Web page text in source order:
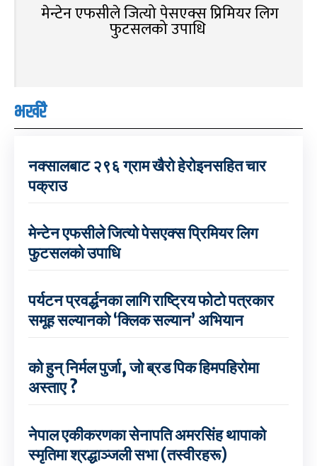
मेन्टेन एफसीले जित्यो पेसएक्स प्रिमियर लिग
फुटसलको उपाधि
भर्खरै
नक्सालबाट २९६ ग्राम खैरो हेरोइनसहित चार
पक्राउ
मेन्टेन एफसीले जित्यो पेसएक्स प्रिमियर लिग
फुटसलको उपाधि
पर्यटन प्रवर्द्धनका लागि राष्ट्रिय फोटो पत्रकार
समूह सल्यानको ‘क्लिक सल्यान’ अभियान
को हुन् निर्मल पुर्जा, जो ब्रड पिक हिमपहिरोमा
अस्ताए ?
नेपाल एकीकरणका सेनापति अमरसिंह थापाको
स्मृतिमा श्रद्धाञ्जली सभा (तस्वीरहरू)